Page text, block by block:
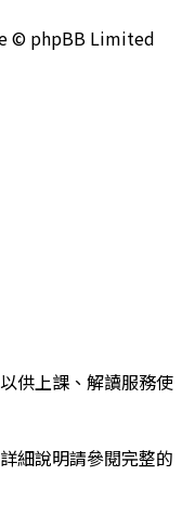
© phpBB Limited
供上課、解讀服務使
細說明請參閱完整的